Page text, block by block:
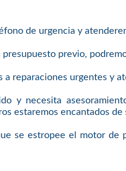
de urgencia y
previo,
a reparaciones urgentes y
y necesita
estaremos encantados
se estropee el motor